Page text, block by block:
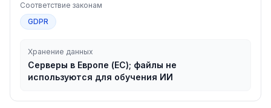
Соответствие законам
GDPR
Хранение данных
Серверы в Европе (ЕС); файлы не
используются для обучения ИИ